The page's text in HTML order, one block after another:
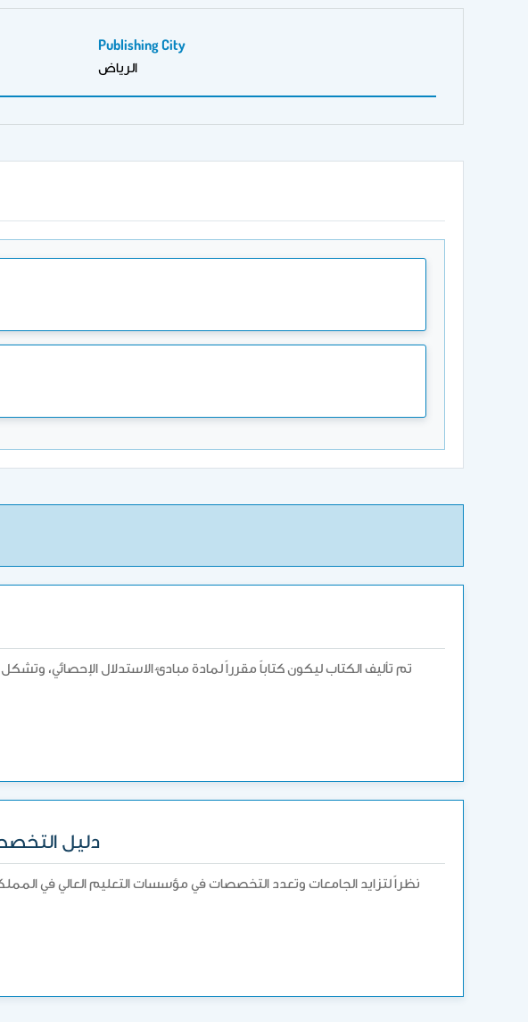
Publishing City
الرياض
تم تأليف الكتاب ليكون كتاباً مقرراً لمادة مبادئ الاستدلال الإحصائي،
دليل
نظراً لتزايد الجامعات وتعدد التخصصات في مؤسسات التعليم العالي في